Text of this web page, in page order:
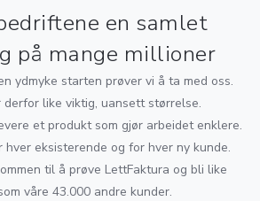
en samlet
på mange millioner
ydmyke starten prøver vi å ta med oss.
derfor like viktig, uansett størrelse.
et produkt som gjør arbeidet enklere.
eksisterende og for hver ny kunde.
til å prøve LettFaktura og bli like
våre 43.000 andre kunder.